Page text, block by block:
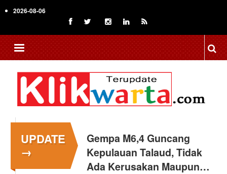
to
content
2026-08-06
UPDATE
→
Gempa M6,4 Guncang
Kepulauan Talaud, Tidak
Ada Kerusakan Maupun…